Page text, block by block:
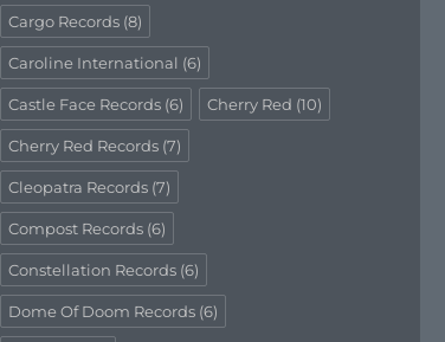
Cargo Records(8)
Caroline International (6)
Castle Face Records(6) Cherry Red (10)
Cherry Red Records(7)
Cleopatra Records(7)
Compost Records(6)
Constellation Records(6)
Dome Of Doom Records(6)